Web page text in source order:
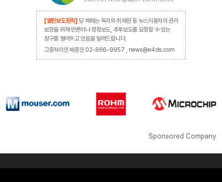
[열린보도원칙] 당 매체는 독자와 취재원 등 뉴스이용자의 권리
보장을 위해 반론이나 정정보도, 추후보도를 요청할 수 있는
창구를 열어두고 있음을 알려드립니다.
고충처리인 배종인 02-866-9957 , news@e4ds.com
Sponsored Company